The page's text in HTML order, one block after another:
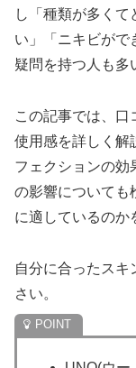
し「種類が多く
い」「ニキビがで
疑問を持つ人も多
この記事では、口
使用感を詳しく解
フェクションの効
の影響についても
に適しているのか
自分に合ったスキ
さい。